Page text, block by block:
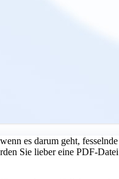
es darum geht,
Sie lieber eine PDF-